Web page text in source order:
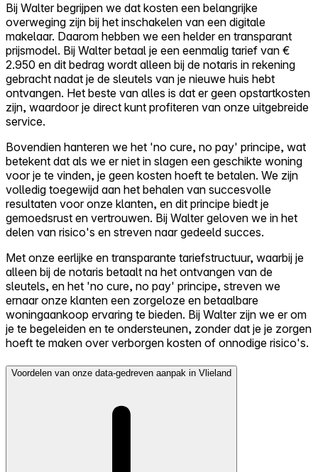
Bij Walter begrijpen we dat kosten een belangrijke
overweging zijn bij het inschakelen van een digitale
makelaar. Daarom hebben we een helder en transparant
prijsmodel. Bij Walter betaal je een eenmalig tarief van €
2.950 en dit bedrag wordt alleen bij de notaris in rekening
gebracht nadat je de sleutels van je nieuwe huis hebt
ontvangen. Het beste van alles is dat er geen opstartkosten
zijn, waardoor je direct kunt profiteren van onze uitgebreide
service.
Bovendien hanteren we het 'no cure, no pay' principe, wat
betekent dat als we er niet in slagen een geschikte woning
voor je te vinden, je geen kosten hoeft te betalen. We zijn
volledig toegewijd aan het behalen van succesvolle
resultaten voor onze klanten, en dit principe biedt je
gemoedsrust en vertrouwen. Bij Walter geloven we in het
delen van risico's en streven naar gedeeld succes.
Met onze eerlijke en transparante tariefstructuur, waarbij je
alleen bij de notaris betaalt na het ontvangen van de
sleutels, en het 'no cure, no pay' principe, streven we
ernaar onze klanten een zorgeloze en betaalbare
woningaankoop ervaring te bieden. Bij Walter zijn we er om
je te begeleiden en te ondersteunen, zonder dat je je zorgen
hoeft te maken over verborgen kosten of onnodige risico's.
Voordelen van onze data-gedreven aanpak in Vlieland